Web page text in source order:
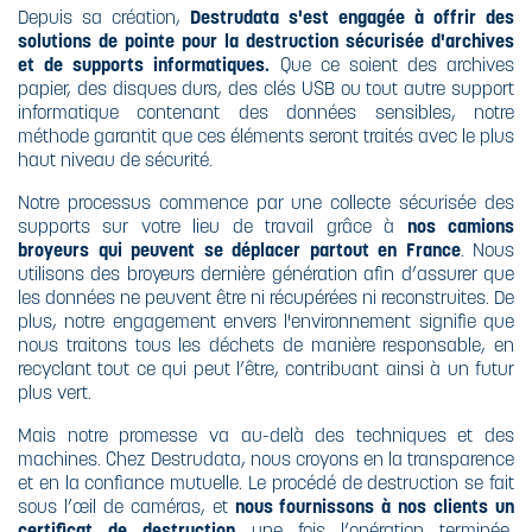
Depuis sa création, Destrudata s'est engagée à offrir des
solutions de pointe pour la destruction sécurisée d'archives
et de supports informatiques. Que ce soient des archives
papier, des disques durs, des clés USB ou tout autre support
informatique contenant des données sensibles, notre
méthode garantit que ces éléments seront traités avec le plus
haut niveau de sécurité.
Notre processus commence par une collecte sécurisée des
supports sur votre lieu de travail grâce à nos camions
broyeurs qui peuvent se déplacer partout en France. Nous
utilisons des broyeurs dernière génération afin d’assurer que
les données ne peuvent être ni récupérées ni reconstruites. De
plus, notre engagement envers l'environnement signifie que
nous traitons tous les déchets de manière responsable, en
recyclant tout ce qui peut l’être, contribuant ainsi à un futur
plus vert.
Mais notre promesse va au-delà des techniques et des
machines. Chez Destrudata, nous croyons en la transparence
et en la confiance mutuelle. Le procédé de destruction se fait
sous l’œil de caméras, et nous fournissons à nos clients un